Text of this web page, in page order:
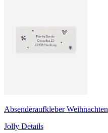
Absenderaufkleber Weihnachten
Jolly Details